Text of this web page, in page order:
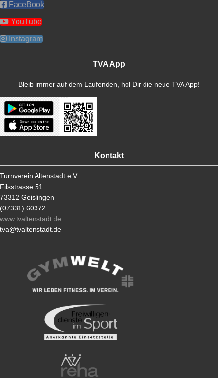
FaceBook
YouTube
Instagram
TVA App
Bleib immer auf dem Laufenden, hol Dir die neue TVA App!
Kontakt
Turnverein Altenstadt e.V.
Filsstrasse 51
73312 Geislingen
(07331) 60372
www.tvaltenstadt.de
tva@tvaltenstadt.de